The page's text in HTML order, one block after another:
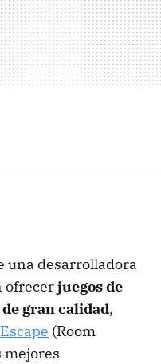
una desarrolladora
ofrecerjuegos de
gran calidad,
(Room
mejores